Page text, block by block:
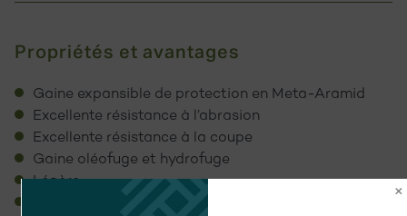
Propriétés et avantages
Gaine expansible de protection en Meta-Aramid
Excellente résistance à l’abrasion
Excellente résistance à la coupe
Gaine oléofuge et hydrofuge
Légère